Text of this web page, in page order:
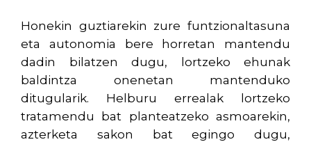
Honekin guztiarekin zure funtzionaltasuna
eta autonomia bere horretan mantendu
dadin bilatzen dugu, lortzeko ehunak
baldintza onenetan mantenduko
ditugularik. Helburu errealak lortzeko
tratamendu bat planteatzeko asmoarekin,
azterketa sakon bat egingo dugu,